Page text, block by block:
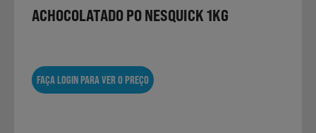
Mercearia
Padaria e Pastelaria
ACHOCOLATADO PO NESQUICK 1KG
FAÇA LOGIN PARA VER O PREÇO